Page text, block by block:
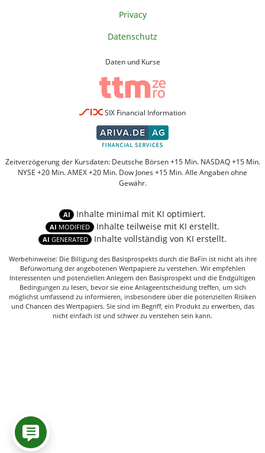
Privacy
Datenschutz
Daten und Kurse
SIX Financial Information
Zeitverzögerung der Kursdaten: Deutsche Börsen +15 Min. NASDAQ +15 Min.
NYSE +20 Min. AMEX +20 Min. Dow Jones +15 Min. Alle Angaben ohne
Gewähr.
AI Inhalte minimal mit KI optimiert.
AI MODIFIED Inhalte teilweise mit KI erstellt.
AI GENERATED Inhalte vollständig von KI erstellt.
Werbehinweise: Die Billigung des Basisprospekts durch die BaFin ist nicht als ihre
Befürwortung der angebotenen Wertpapiere zu verstehen. Wir empfehlen
Interessenten und potenziellen Anlegern den Basisprospekt und die Endgültigen
Bedingungen zu lesen, bevor sie eine Anlageentscheidung treffen, um sich
möglichst umfassend zu informieren, insbesondere über die potenziellen Risiken
und Chancen des Wertpapiers. Sie sind im Begriff, ein Produkt zu erwerben, das
nicht einfach ist und schwer zu verstehen sein kann.